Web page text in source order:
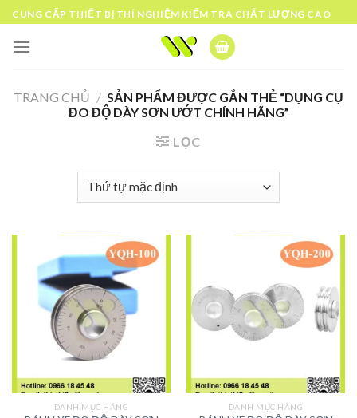
Skip
to
content
CUNG CẤP THIẾT BỊ THÍ NGHIỆM KIỂM TRA CHẤT LƯỢNG CAO
TRANG CHỦ / SẢN PHẨM ĐƯỢC GẮN THẺ “DỤNG CỤ
ĐO ĐỘ DÀY SƠN ƯỚT CHÍNH HÃNG”
LỌC
DANH MỤC HÃNG DANH MỤC HÃNG